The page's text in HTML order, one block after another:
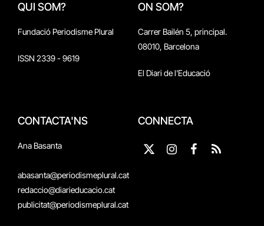
QUI SOM?
Fundació Periodisme Plural
ISSN 2339 - 9619
ON SOM?
Carrer Bailén 5, principal.
08010, Barcelona
El Diari de l'Educació
CONTACTA'NS
Ana Basanta
abasanta@periodismeplural.cat
redaccio@diarieducacio.cat
publicitat@periodismeplural.cat
CONNECTA
X
Instagram
Facebook
RSS